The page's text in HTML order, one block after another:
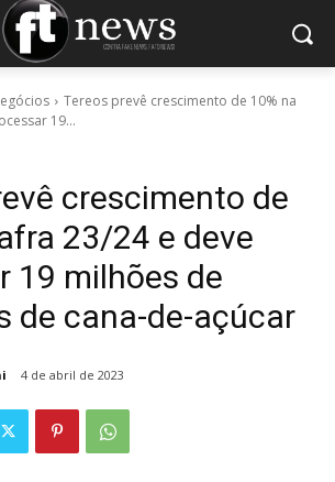
Tereos prevê crescimento de 10% na
19...
crescimento de
23/24 e deve
19 milhões de
de cana-de-açúcar
4 de abril de 2023